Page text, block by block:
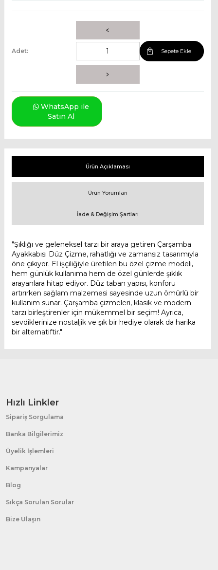
Adet: Sepete Ekle
WhatsApp ile
Satın Al
Ürün Açıklaması
Ürün Yorumları
İade & Değişim Şartları
"Şıklığı ve geleneksel tarzı bir araya getiren Çarşamba
Ayakkabısı Düz Çizme, rahatlığı ve zamansız tasarımıyla
öne çıkıyor. El işçiliğiyle üretilen bu özel çizme modeli,
hem günlük kullanıma hem de özel günlerde şıklık
arayanlara hitap ediyor. Düz taban yapısı, konforu
artırırken sağlam malzemesi sayesinde uzun ömürlü bir
kullanım sunar. Çarşamba çizmeleri, klasik ve modern
tarzı birleştirenler için mükemmel bir seçim! Ayrıca,
sevdiklerinize nostaljik ve şık bir hediye olarak da harika
bir alternatiftir."
Hızlı Linkler
Sipariş Sorgulama
Banka Bilgilerimiz
Üyelik İşlemleri
Kampanyalar
Blog
Sıkça Sorulan Sorular
Bize Ulaşın